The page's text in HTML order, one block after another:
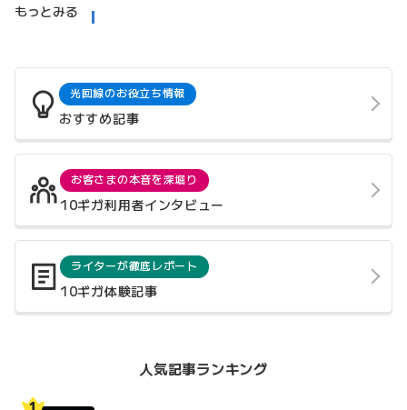
もっとみる
光回線のお役立ち情報
おすすめ記事
お客さまの本音を深堀り
10ギガ利用者インタビュー
ライターが徹底レポート
10ギガ体験記事
人気記事ランキング